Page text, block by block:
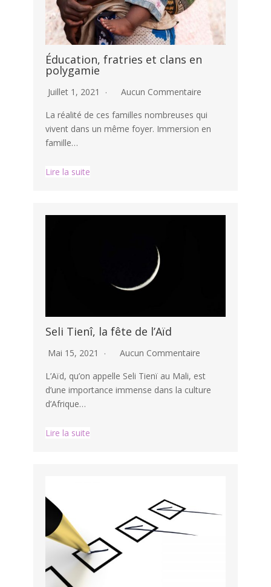
Éducation, fratries et clans en
polygamie
Juillet 1, 2021
Aucun Commentaire
La réalité de ces familles nombreuses qui
vivent dans un même foyer. Immersion en
famille…
Lire la suite
Seli Tienî, la fête de l’Aïd
Mai 15, 2021
Aucun Commentaire
L’Aïd, qu’on appelle Seli Tienï au Mali, est
d’une importance immense dans la culture
d’Afrique…
Lire la suite